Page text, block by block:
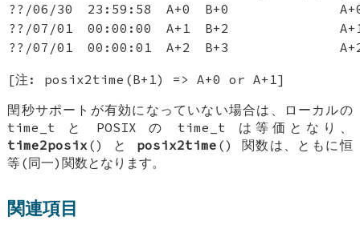
??/06/30
23:59:58 A+0 B+0
??/07/01
00:00:00 A+1 B+2
??/07/01
00:00:01 A+2 B+3
[注: posix2time(B+1) => A+0 or A+1]
閏秒サポートが有効になっていない場合は、ローカルの
time_t と POSIX の time_t は等価となり、
time2posix() と posix2time () 関数は、ともに恒
等(同一)関数となります。
関連項目